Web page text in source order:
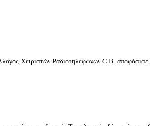
Χειριστών Ραδιοτηλεφώνων C.B. αποφάσισε